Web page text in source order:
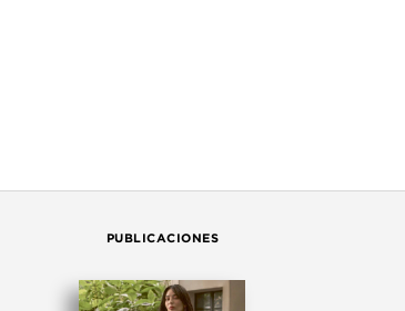
PUBLICACIONES